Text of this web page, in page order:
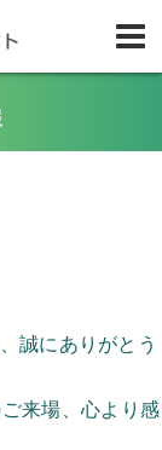
誠にありがとう
来場、心より感